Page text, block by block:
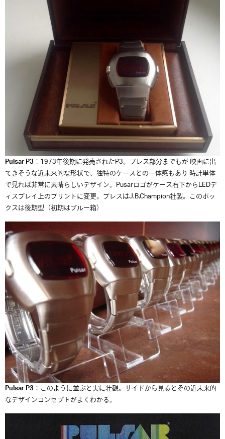
Pulsar P3 ：1973年後期に発売されたP3。ブレス部分までもが 映画に出
てきそうな近未来的な形状で、独特のケースとの一体感もあり 時計単体
で見れば非常に素晴らしいデザイン。Pusarロゴがケース右下からLEDデ
ィスプレイ上のプリントに変更。ブレスはJ.B.Champion社製。このボッ
クスは後期型（初期はブルー箱）
Pulsar P3 ：このように並ぶと実に壮観。サイドから見るとその近未来的
なデザインコンセプトがよくわかる。